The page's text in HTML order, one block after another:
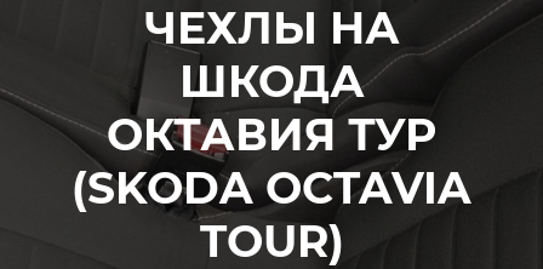
ЧЕХЛЫ НА
ШКОДА
ОКТАВИЯ ТУР
(SKODA OCTAVIA
TOUR)